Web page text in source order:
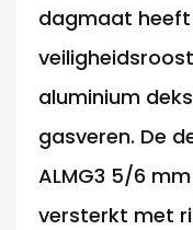
dagmaat
aluminium
gasveren. De
ALMG3 5/6
versterkt met